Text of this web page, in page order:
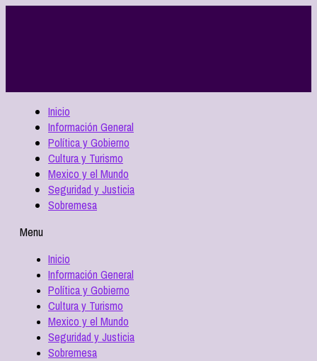
Inicio
Información General
Política y Gobierno
Cultura y Turismo
Mexico y el Mundo
Seguridad y Justicia
Sobremesa
Menu
Inicio
Información General
Política y Gobierno
Cultura y Turismo
Mexico y el Mundo
Seguridad y Justicia
Sobremesa